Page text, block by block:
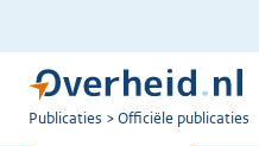
U
Publicaties Officiële publicaties